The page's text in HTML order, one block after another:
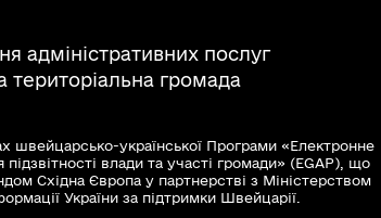
адміністративних послуг
територіальна громада
швейцарсько-української Програми «Електронне
підзвітності влади та участі громади» (EGAP), що
Східна Європа у партнерстві з Міністерством
України за підтримки Швейцарії.